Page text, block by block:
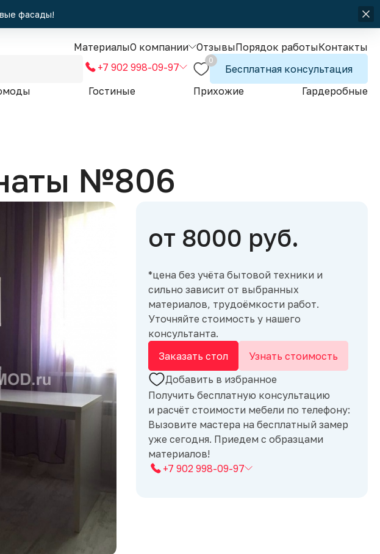
фасады!
МатериалыО компании ОтзывыПорядок работыКонтакты
+7 902 998-09-97
0
Бесплатная консультация
Гостиные Прихожие Гардеробные
№806
от 8000 руб.
*цена без учёта бытовой техники и
сильно зависит от выбранных
материалов, трудоёмкости работ.
Уточняйте стоимость у нашего
консультанта.
Заказать стол
Узнать стоимость
Добавить в избранное
Получить бесплатную консультацию
и расчёт стоимости мебели по телефону:
Вызовите мастера на бесплатный замер
уже сегодня. Приедем с образцами
материалов!
+7 902 998-09-97